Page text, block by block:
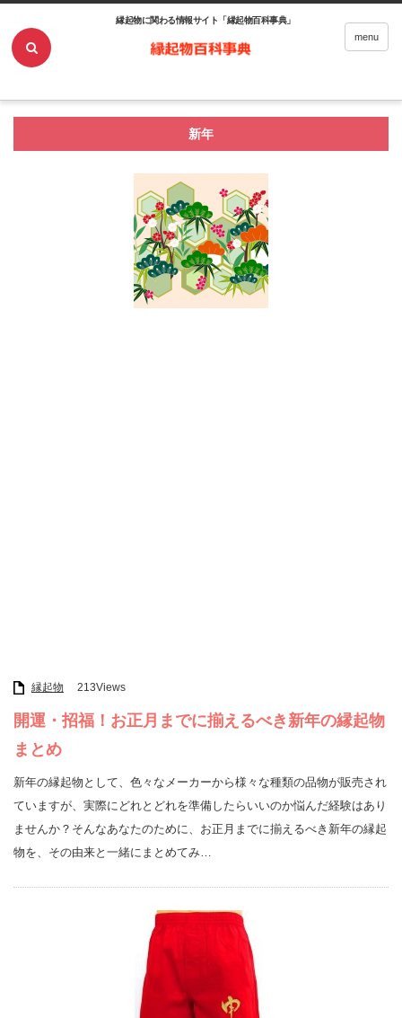
縁起物に関わる情報サイト「縁起物百科事典」
menu
新年
縁起物 213Views
開運・招福！お正月までに揃えるべき新年の縁起物
まとめ
新年の縁起物として、色々なメーカーから様々な種類の品物が販売され
ていますが、実際にどれとどれを準備したらいいのか悩んだ経験はあり
ませんか？そんなあなたのために、お正月までに揃えるべき新年の縁起
物を、その由来と一緒にまとめてみ…